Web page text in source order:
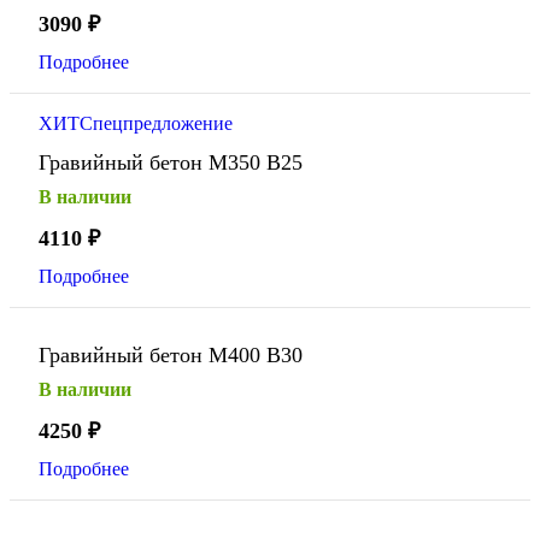
3090 ₽
Подробнее
ХИТСпецпредложение
Гравийный бетон М350 В25
В наличии
4110 ₽
Подробнее
Гравийный бетон М400 В30
В наличии
4250 ₽
Подробнее